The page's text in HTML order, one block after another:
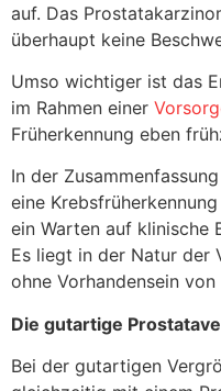
auf. Das
überhaupt keine
Umso wichtiger ist das
im Rahmen einer
Früherkennung eben
In der
eine
ein Warten auf klinische
Es liegt in der Natur der
ohne Vorhandensein
Die gutartige
Bei der gutartigen